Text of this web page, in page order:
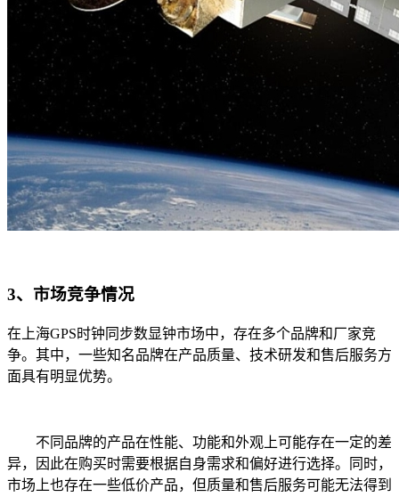
3、市场竞争情况
在上海GPS时钟同步数显钟市场中，存在多个品牌和厂家竞
争。其中，一些知名品牌在产品质量、技术研发和售后服务方
面具有明显优势。
不同品牌的产品在性能、功能和外观上可能存在一定的差
异，因此在购买时需要根据自身需求和偏好进行选择。同时，
市场上也存在一些低价产品，但质量和售后服务可能无法得到